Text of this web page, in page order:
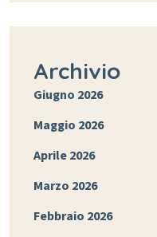
Archivio
Giugno 2026
Maggio 2026
Aprile 2026
Marzo 2026
Febbraio 2026